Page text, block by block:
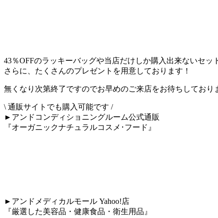
43％OFFのラッキーバッグや当店だけしか購入出来ないセッ
さらに、たくさんのプレゼントを用意しております！
無くなり次第終了ですのでお早めのご来店をお待ちしており
\ 通販サイトでも購入可能です /
►アンドコンディショニングルーム公式通販
『オーガニックナチュラルコスメ･フード』
►アンドメディカルモール Yahoo!店
『厳選した美容品・健康食品・衛生用品』